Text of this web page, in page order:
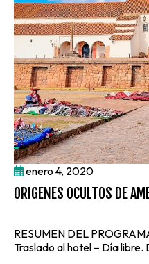
enero 4, 2020
ORIGENES OCULTOS DE
RESUMEN DEL
Traslado al hotel – Día libre.